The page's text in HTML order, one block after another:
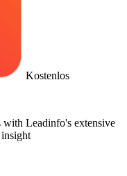
Kostenlos
Leadinfo's extensive